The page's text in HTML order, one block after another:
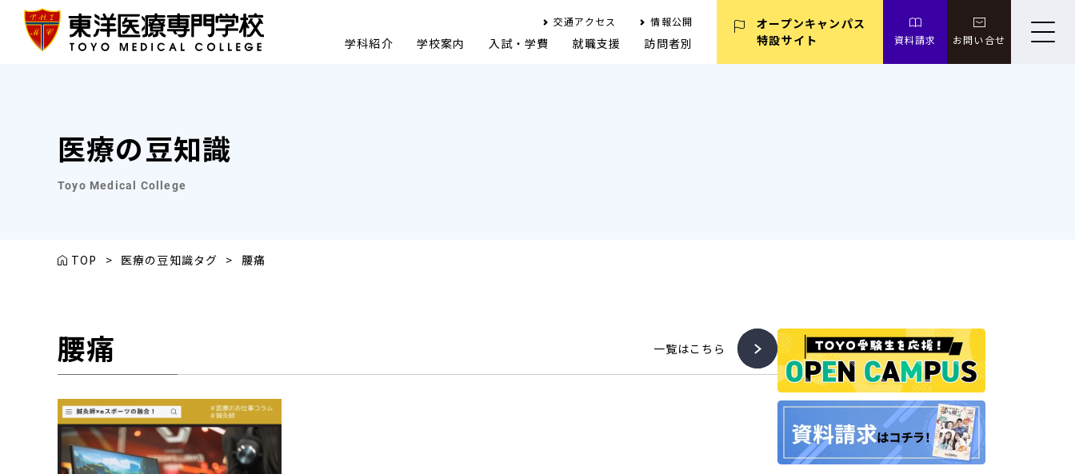
交通アクセス 情報公開
学科紹介 学校案内 入試・学費 就職支援 訪問者別
オープンキャンパス
特設サイト
資料請求 お問い合せ
医療の豆知識
Toyo Medical College
TOP > 医療の豆知識タグ > 腰痛
腰痛 一覧はこちら